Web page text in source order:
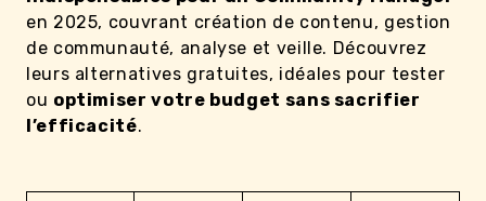
en 2025, couvrant création de contenu, gestion
de communauté, analyse et veille. Découvrez
leurs alternatives gratuites, idéales pour tester
ou optimiser votre budget sans sacrifier
l’efficacité.